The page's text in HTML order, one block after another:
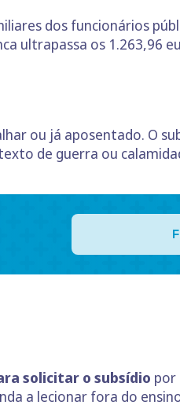
dos funcionários
ultrapassa os 1.263,96
ou já aposentado. O
de guerra ou
solicitar o subsídio por
a lecionar fora do